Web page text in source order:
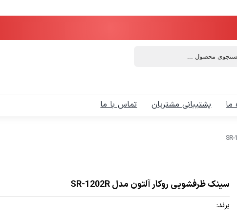
ما پشتیبانی مشتریان تماس با ما
سینک ظرفشویی روکار آلتون مدل SR-1202R
برند: